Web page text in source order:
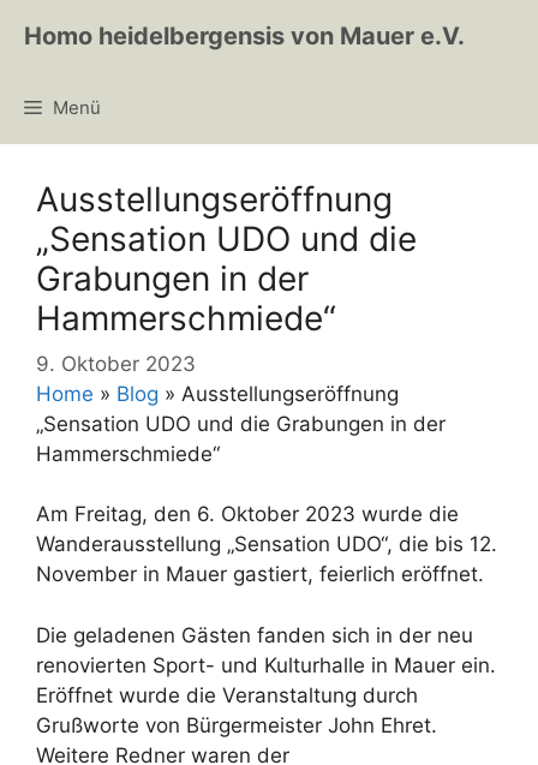
InhaltHomo heidelbergensis von Mauer e.V.
Menü
Ausstellungseröffnung
„Sensation UDO und die
Grabungen in der
Hammerschmiede“
9. Oktober 2023
Home » Blog » Ausstellungseröffnung
„Sensation UDO und die Grabungen in der
Hammerschmiede“
Am Freitag, den 6. Oktober 2023 wurde die
Wanderausstellung „Sensation UDO“, die bis 12.
November in Mauer gastiert, feierlich eröffnet.
Die geladenen Gästen fanden sich in der neu
renovierten Sport- und Kulturhalle in Mauer ein.
Eröffnet wurde die Veranstaltung durch
Grußworte von Bürgermeister John Ehret.
Weitere Redner waren der